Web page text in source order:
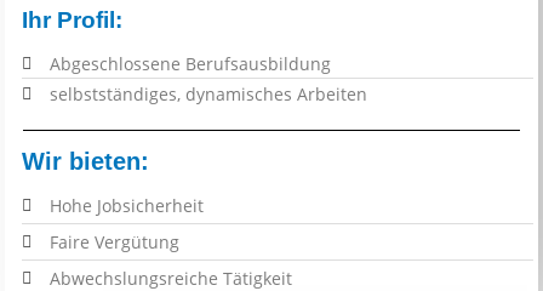
Ihr Profil:
Abgeschlossene Berufsausbildung
selbstständiges, dynamisches Arbeiten
Wir bieten:
Hohe Jobsicherheit
Faire Vergütung
Abwechslungsreiche Tätigkeit